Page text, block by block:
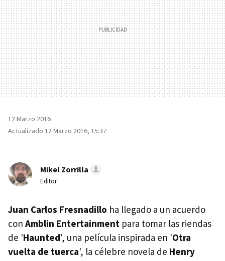
12 Marzo 2016
Actualizado 12 Marzo 2016, 15:37
Mikel Zorrilla
Editor
Juan Carlos Fresnadillo ha llegado a un acuerdo
con Amblin Entertainment para tomar las riendas
de 'Haunted', una película inspirada en 'Otra
vuelta de tuerca', la célebre novela de Henry